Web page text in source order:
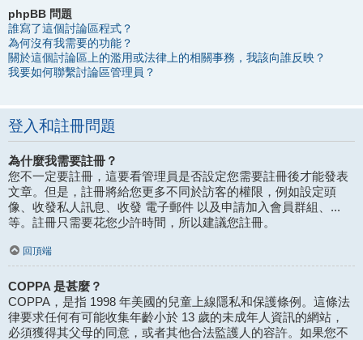
phpBB 問題
誰寫了這個討論區程式？
為何沒有我需要的功能？
關於這個討論區上的濫用或法律上的相關事務，我該向誰反映？
我要如何聯繫討論區管理員？
登入和註冊問題
為什麼我需要註冊？
您不一定要註冊，這要看管理員是否設定您需要註冊後才能發表
文章。但是，註冊將給您更多不同於訪客的權限，例如設定頭
像、收發私人訊息、收發 電子郵件 以及申請加入會員群組、...
等。註冊只需要花您少許時間，所以建議您註冊。
回頂端
COPPA 是甚麼？
COPPA，是指 1998 年美國的兒童上線隱私和保護條例。這條法
律要求任何有可能收集年齡小於 13 歲的未成年人資訊的網站，
必須獲得其父母的同意，或者其他合法監護人的容許。如果您不